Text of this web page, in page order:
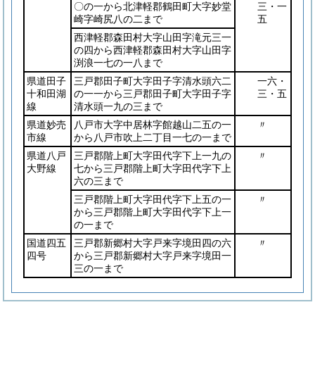
〇の一から北津軽郡鶴田町大字妙堂
崎字崎尻八の二まで
三・一
五
西津軽郡森田村大字山田字滝元三一
の四から西津軽郡森田村大字山田字
渕浪一七の一八まで
県道田子
十和田湖
線
三戸郡田子町大字田子字清水頭六二
の一一から三戸郡田子町大字田子字
清水頭一九の三まで
一六・
三・五
県道妙売
市線
八戸市大字中居林字館越山二五の一
から八戸市吹上二丁目一七の一まで
〃
県道八戸
大野線
三戸郡階上町大字田代字下上一九の
七から三戸郡階上町大字田代字下上
六の三まで
〃
三戸郡階上町大字田代字下上五の一
から三戸郡階上町大字田代字下上一
の一まで
〃
国道四五
四号
三戸郡新郷村大字戸来字境田四の六
から三戸郡新郷村大字戸来字境田一
三の一まで
〃